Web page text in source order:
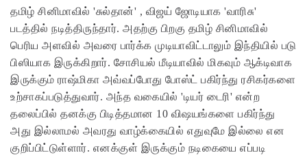
தமிழ் சினிமாவில் 'சுல்தான்' , விஜய் ஜோடியாக 'வாரிசு'
படத்தில் நடித்திருந்தார். அதற்கு பிறகு தமிழ் சினிமாவில்
பெரிய அளவில் அவரை பார்க்க முடியாவிட்டாலும் இந்தியில் படு
பிஸியாக இருக்கிறார். சோசியல் மீடியாவில் மிகவும் ஆக்டிவாக
இருக்கும் ராஷ்மிகா அவ்வப்போது போஸ்ட் பகிர்ந்து ரசிகர்களை
உற்சாகப்படுத்துவார். அந்த வகையில் 'டியர் டைரி' என்ற
தலைப்பில் தனக்கு பிடித்தமான 10 விஷயங்களை பகிர்ந்து
அது இல்லாமல் அவரது வாழ்க்கையில் எதுவுமே இல்லை என
குறிப்பிட்டுள்ளார். எனக்குள் இருக்கும் நடிகையை எப்படி